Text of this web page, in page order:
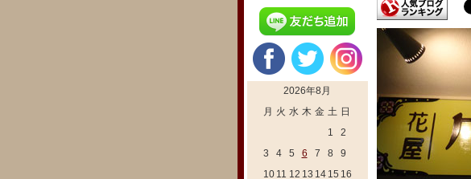
2026年8月
月 火 水 木 金 土 日
1
2
3
4 5 6 7 8
9
10 11 12 13 14 15 16